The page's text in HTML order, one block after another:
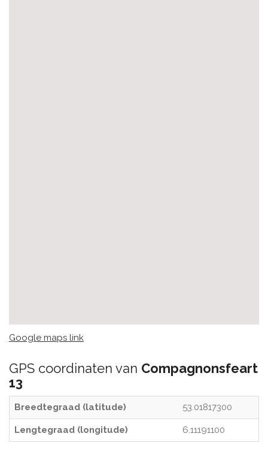
Google maps link
GPS coordinaten van Compagnonsfeart
13
Breedtegraad (latitude) 53.01817300
Lengtegraad (longitude) 6.11191100